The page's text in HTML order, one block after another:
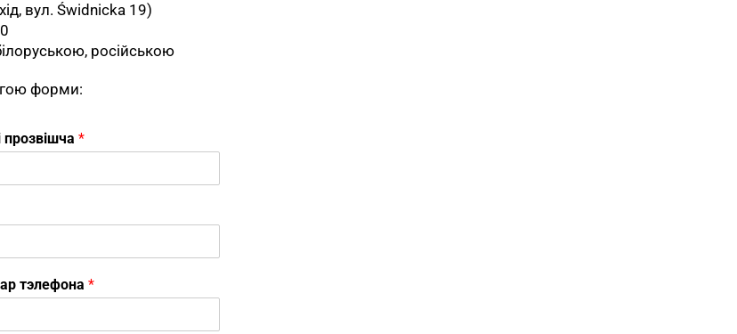
вул. Świdnicka 19)
російською
форми:
прозвішча *
тэлефона *